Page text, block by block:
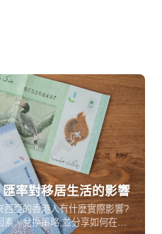
率對移居生活的影響
亞的香港人有什麼實際影響?
、兌換策略,並分享如何在匯